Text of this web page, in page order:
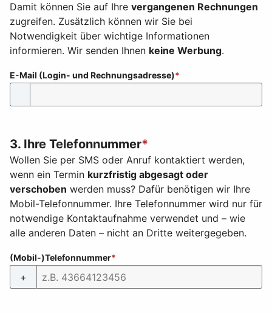
Damit können Sie auf Ihre vergangenen Rechnungen
zugreifen. Zusätzlich können wir Sie bei
Notwendigkeit über wichtige Informationen
informieren. Wir senden Ihnen keine Werbung.
E-Mail (Login- und Rechnungsadresse)
3. Ihre Telefonnummer*
Wollen Sie per SMS oder Anruf kontaktiert werden,
wenn ein Termin kurzfristig abgesagt oder
verschoben werden muss? Dafür benötigen wir Ihre
Mobil-Telefonnummer. Ihre Telefonnummer wird nur für
notwendige Kontaktaufnahme verwendet und – wie
alle anderen Daten – nicht an Dritte weitergegeben.
(Mobil-)Telefonnummer
+